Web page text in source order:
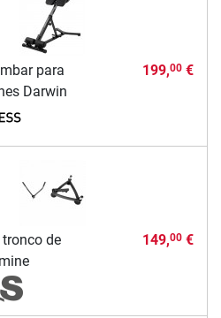
para
Darwin
199,00€
de
149,00€